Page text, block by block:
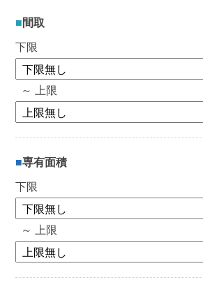
間取
下限
～ 上限
専有面積
下限
～ 上限